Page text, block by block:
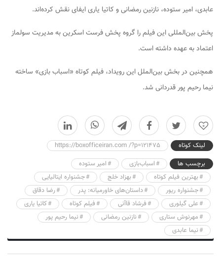
عابدی، امیر ستوده، نازنین رمضانی و کاتیا یاری ایفای نقش کرده‌اند.
پخش بین‌المللی این فیلم را گروه پخش فرست اسکرین به مدیریت سولماز
اعتماد به عهده داشته است.
همچنین در بخش بین‌الملل این رویداد، فیلم کوتاه «اسباب بازی» ساخته
نیما رحیم پور قدردانی شد.
0
لینک کوتاه
https://boxofficeiran.com /?p=121475
برچسب ها
اسباب‌بازی
امیر ستوده
بهترین فیلم کوتاه
بهزاد خلج
جشنواره ایتالیایی
جشنواره ریور
داستان‌های خاورمیانه: پدر
رضا دقاق
علی گیلوری
فرشاد قاآنی فیلم کوتاه
کاتیا یاری
مهرنوش ستاری
نازنین رمضانی
نیما رحیم پور
نیما عابدی